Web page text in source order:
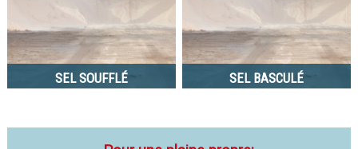
SEL SOUFFLÉ SEL BASCULÉ